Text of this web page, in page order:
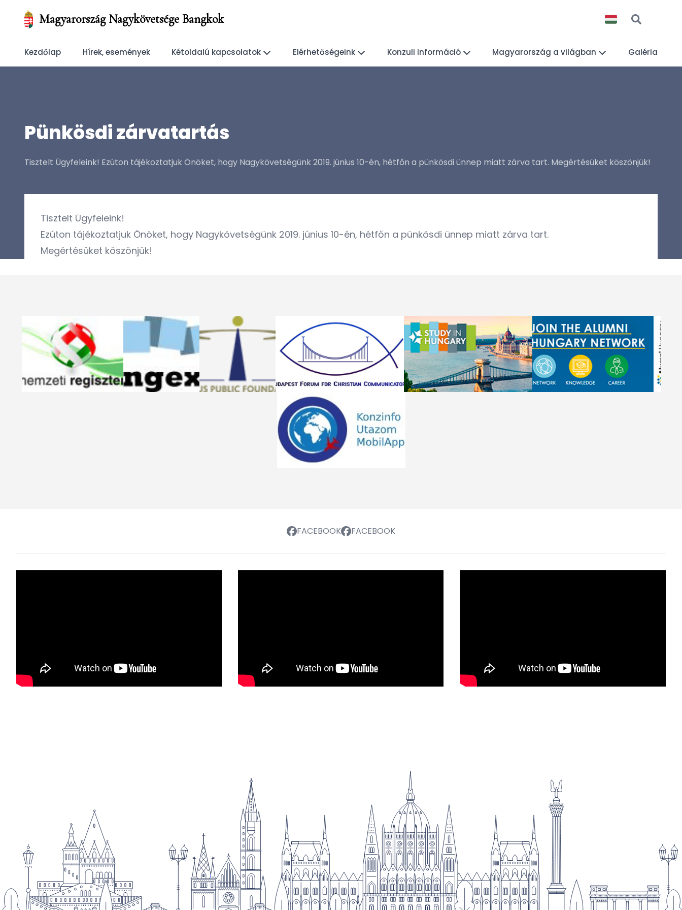
Magyarország Nagykövetsége Bangkok
Kezdőlap Hírek, események Kétoldalú kapcsolatok Elérhetőségeink Konzuli információ Magyarország a világban Galéria
Pünkösdi zárvatartás
Tisztelt Ügyfeleink! Ezúton tájékoztatjuk Önöket, hogy Nagykövetségünk 2019. június 10-én, hétfőn a pünkösdi ünnep miatt zárva tart. Megértésüket köszönjük!
Tisztelt Ügyfeleink!
Ezúton tájékoztatjuk Önöket, hogy Nagykövetségünk 2019. június 10-én, hétfőn a pünkösdi ünnep miatt zárva tart.
Megértésüket köszönjük!
FACEBOOK FACEBOOK